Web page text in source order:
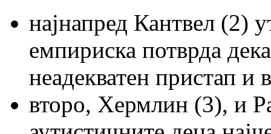
најнапред Кантвел (2)
емпириска потврда
неадекватен пристап и
второ, Хермлин (3), и